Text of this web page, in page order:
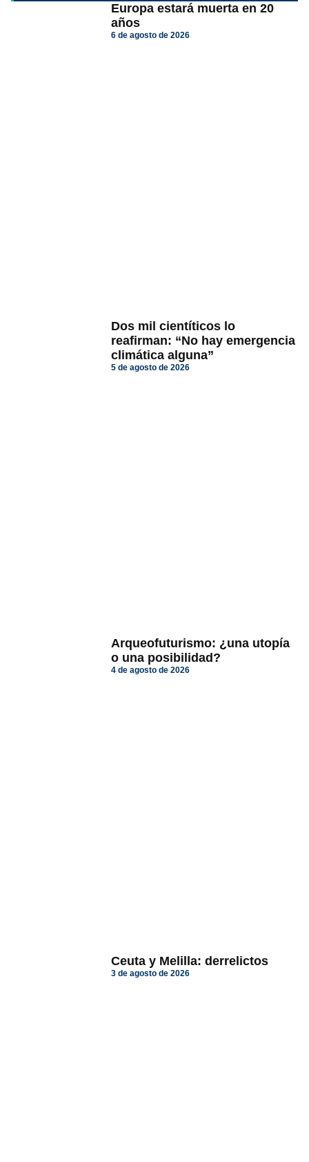
Europa estará muerta en 20
años
6 de agosto de 2026
Dos mil cientíticos lo
reafirman: “No hay emergencia
climática alguna”
5 de agosto de 2026
Arqueofuturismo: ¿una utopía
o una posibilidad?
4 de agosto de 2026
Ceuta y Melilla: derrelictos
3 de agosto de 2026